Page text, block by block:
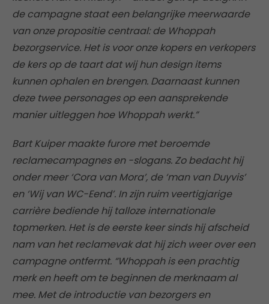
de campagne staat een belangrijke meerwaarde
van onze propositie centraal: de Whoppah
bezorgservice. Het is voor onze kopers en verkopers
de kers op de taart dat wij hun design items
kunnen ophalen en brengen. Daarnaast kunnen
deze twee personages op een aansprekende
manier uitleggen hoe Whoppah werkt.”
Bart Kuiper maakte furore met beroemde
reclamecampagnes en -slogans. Zo bedacht hij
onder meer ‘Cora van Mora’, de ‘man van Duyvis’
en ‘Wij van WC-Eend’. In zijn ruim veertigjarige
carrière bediende hij talloze internationale
topmerken. Het is de eerste keer sinds hij afscheid
nam van het reclamevak dat hij zich weer over een
campagne ontfermt. “Whoppah is een prachtig
merk en heeft om te beginnen de merknaam al
mee. Met de introductie van bezorgers en